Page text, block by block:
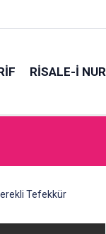
RİSALE-İ NUR
Tefekkür